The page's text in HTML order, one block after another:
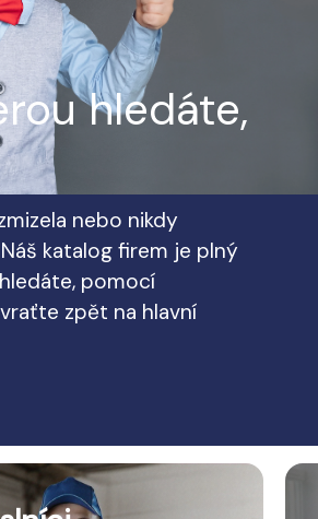
hledáte,
nebo nikdy
katalog firem je plný
pomocí
zpět na hlavní